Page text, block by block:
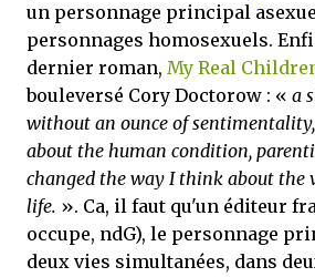
un personnage principal
personnages homosexuels.
dernier roman, My Real
bouleversé Cory Doctorow : « a
without an ounce of
about the human condition,
changed the way I think about the
life. ». Ca, il faut qu'un éditeur
occupe, ndG), le personnage
deux vies simultanées, dans